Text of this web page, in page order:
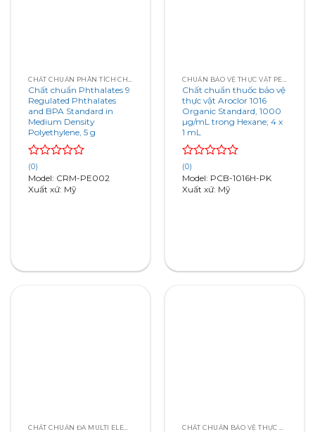
Chất chuẩn Phthalates 9
Regulated Phthalates
and BPA Standard in
Medium Density
Polyethylene, 5 g
Rated
0
out
(0)
Model: CRM-PE002
Xuất xứ: Mỹ
Chất chuẩn thuốc bảo vệ
thực vật Aroclor 1016
Organic Standard, 1000
µg/mL trong Hexane; 4 x
1 mL
Rated
0
out
(0)
Model: PCB-1016H-PK
Xuất xứ: Mỹ